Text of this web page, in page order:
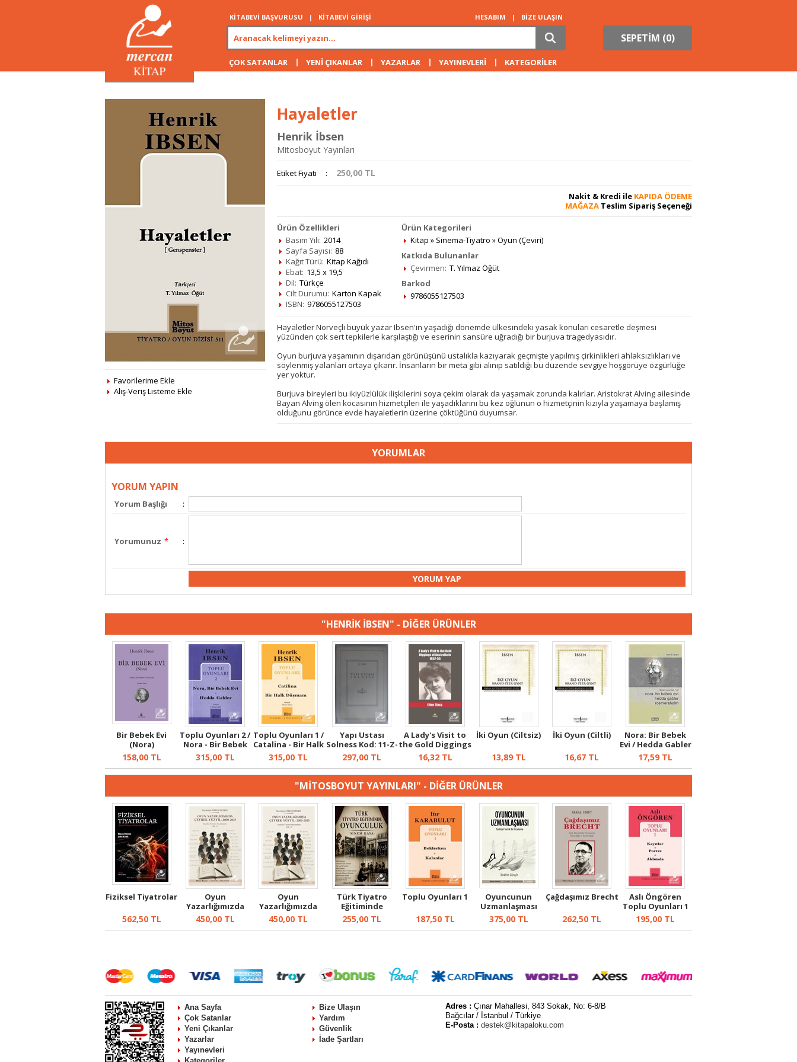
KİTABEVİ BAŞVURUSU | KİTABEVİ GİRİŞİ HESABIM | BİZE ULAŞIN
SEPETİM (0)
ÇOK SATANLAR | YENİ ÇIKANLAR | YAZARLAR | YAYINEVLERİ | KATEGORİLER
Favorilerime Ekle
Alış-Veriş Listeme Ekle
Hayaletler
Henrik İbsen
Mitosboyut Yayınları
Etiket Fiyatı : 250,00 TL
Nakit & Kredi ile KAPIDA ÖDEME
MAĞAZA Teslim Sipariş Seçeneği
Ürün Özellikleri
Basım Yılı: 2014
Sayfa Sayısı: 88
Kağıt Türü: Kitap Kağıdı
Ebat: 13,5 x 19,5
Dil: Türkçe
Cilt Durumu: Karton Kapak
ISBN: 9786055127503
Ürün Kategorileri
Kitap » Sinema-Tiyatro »Oyun (Çeviri)
Katkıda Bulunanlar
Çevirmen: T. Yılmaz Öğüt
Barkod
9786055127503
Hayaletler Norveçli büyük yazar Ibsen'in yaşadığı dönemde ülkesindeki yasak konuları cesaretle deşmesi
yüzünden çok sert tepkilerle karşılaştığı ve eserinin sansüre uğradığı bir burjuva tragedyasıdır.
Oyun burjuva yaşamının dışarıdan görünüşünü ustalıkla kazıyarak geçmişte yapılmış çirkinlikleri ahlaksızlıkları ve
söylenmiş yalanları ortaya çıkarır. İnsanların bir meta gibi alınıp satıldığı bu düzende sevgiye hoşgörüye özgürlüğe
yer yoktur.
Burjuva bireyleri bu ikiyüzlülük ilişkilerini soya çekim olarak da yaşamak zorunda kalırlar. Aristokrat Alving ailesinde
Bayan Alving ölen kocasının hizmetçileri ile yaşadıklarını bu kez oğlunun o hizmetçinin kızıyla yaşamaya başlamış
olduğunu görünce evde hayaletlerin üzerine çöktüğünü duyumsar.
YORUMLAR
YORUM YAPIN
Yorum Başlığı :
Yorumunuz * :
"HENRİK İBSEN" - DİĞER ÜRÜNLER
Bir Bebek Evi
(Nora)
158,00TL
Toplu Oyunları 2 /
Nora - Bir Bebek
Evi ...
315,00TL
Toplu Oyunları 1 /
Catalina - Bir Halk
D...
315,00 TL
Yapı Ustası
Solness Kod: 11-Z-
63
297,00 TL
A Lady's Visit to
the Gold Diggings
of A...
16,32TL
İki Oyun (Ciltsiz)
13,89TL
İki Oyun (Ciltli)
16,67 TL
Nora: Bir Bebek
Evi / Hedda Gabler
/ Ros...
17,59 TL
"MİTOSBOYUT YAYINLARI" - DİĞER ÜRÜNLER
Fiziksel Tiyatrolar
562,50TL
Oyun
Yazarlığımızda
Çeyrek Yüzyıl 200-
20...
450,00TL
Oyun
Yazarlığımızda
Çeyrek Yüzyıl 200-
20...
450,00 TL
Türk Tiyatro
Eğitiminde
Oyunculuk
255,00 TL
Toplu Oyunları 1
187,50TL
Oyuncunun
Uzmanlaşması
375,00TL
Çağdaşımız Brecht
262,50 TL
Aslı Öngören
Toplu Oyunları 1
195,00 TL
Ana Sayfa
Çok Satanlar
Yeni Çıkanlar
Yazarlar
Yayınevleri
Bize Ulaşın
Yardım
Güvenlik
İade Şartları
Adres :Çınar Mahallesi, 843 Sokak, No: 6-8/B
Bağcılar / İstanbul / Türkiye
E-Posta :destek@kitapaloku.com